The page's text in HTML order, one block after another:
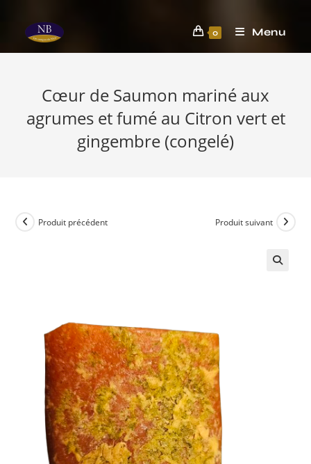
0 Menu
Cœur de Saumon mariné aux
agrumes et fumé au Citron vert et
gingembre (congelé)
Produit précédent Produit suivant